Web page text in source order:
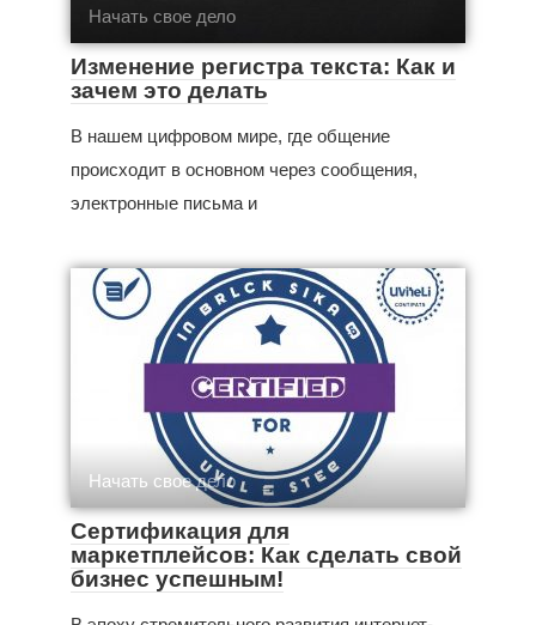
Начать свое дело
Изменение регистра текста: Как и
зачем это делать
В нашем цифровом мире, где общение
происходит в основном через сообщения,
электронные письма и
Начать свое дело
Сертификация для
маркетплейсов: Как сделать свой
бизнес успешным!